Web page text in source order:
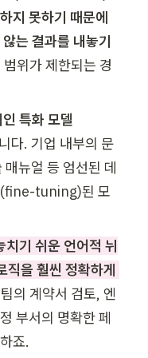
지 못하기 때문에
는 결과를 내놓기
위가 제한되는 경
특화 모델
다. 기업 내부의 문
뉴얼 등 엄선된 데
(fine-tuning)된 모
기 쉬운 언어적 뉘
직을 훨씬 정확하게
의 계약서 검토, 엔
부서의 명확한 페
죠.